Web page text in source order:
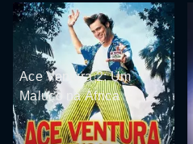
Ace Ventura 2: Um
Maluco na África